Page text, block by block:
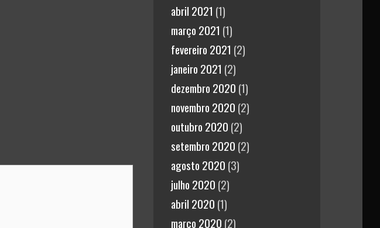
abril 2021 (1)
março 2021 (1)
fevereiro 2021 (2)
janeiro 2021 (2)
dezembro 2020 (1)
novembro 2020 (2)
outubro 2020 (2)
setembro 2020 (2)
agosto 2020 (3)
julho 2020 (2)
abril 2020 (1)
março 2020 (2)